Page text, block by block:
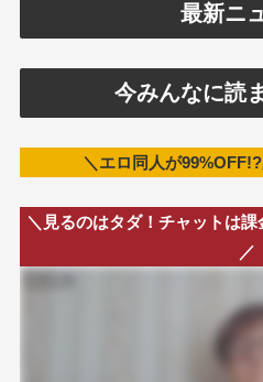
最新ニ
今みんなに読
＼エロ同人が
＼見るのはタダ！チャットは課
／